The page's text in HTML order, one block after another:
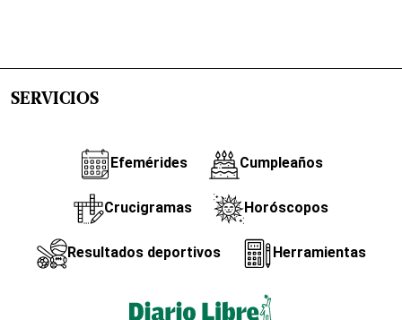
SERVICIOS
Efemérides Cumpleaños
Crucigramas Horóscopos
Resultados deportivos Herramientas